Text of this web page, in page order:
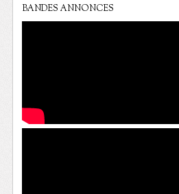
BANDES ANNONCES